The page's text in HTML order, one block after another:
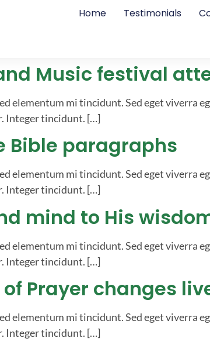
Home Testimonials
Music festival
elementum mi tincidunt. Sed eget viverra
Integer tincidunt. […]
Bible paragraphs
elementum mi tincidunt. Sed eget viverra
Integer tincidunt. […]
mind to His
elementum mi tincidunt. Sed eget viverra
Integer tincidunt. […]
Prayer changes
elementum mi tincidunt. Sed eget viverra
Integer tincidunt. […]